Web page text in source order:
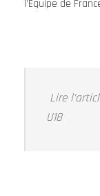
l’Equipe de
Lire
U18